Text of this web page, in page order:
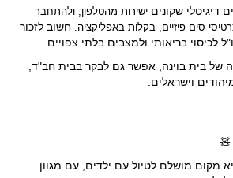
דיגיטלי שקונים ישירות מהטלפון, ולהתחבר
סים פיזיים, בקלות באפליקציה. חשוב לזכור
לכיסוי בריאותי ולמצבים בלתי צפויים.
בית בוינה, אפשר גם לבקר בבית חב"ד,
וישראלים.
🧸
מקום מושלם לטיול עם ילדים, עם מגוון